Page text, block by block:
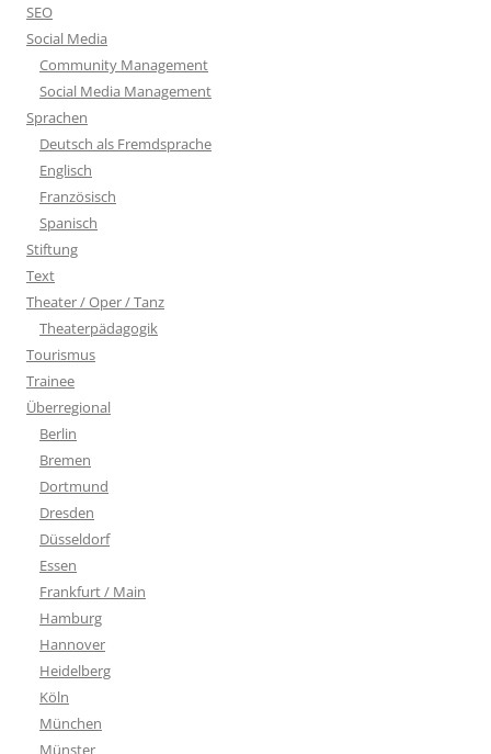
SEO
Social Media
Community Management
Social Media Management
Sprachen
Deutsch als Fremdsprache
Englisch
Französisch
Spanisch
Stiftung
Text
Theater / Oper / Tanz
Theaterpädagogik
Tourismus
Trainee
Überregional
Berlin
Bremen
Dortmund
Dresden
Düsseldorf
Essen
Frankfurt / Main
Hamburg
Hannover
Heidelberg
Köln
München
Münster